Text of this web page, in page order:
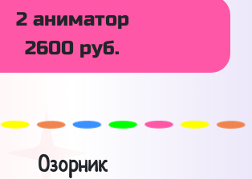
2 аниматор
2600 руб.
Озорник